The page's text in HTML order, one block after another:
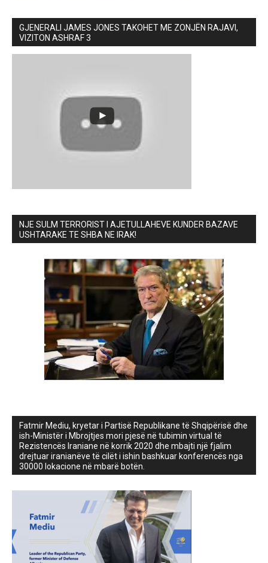
GJENERALI JAMES JONES TAKOHET ME ZONJËN RAJAVI,
VIZITON ASHRAF 3
NJE SULM TERRORIST I AJETULLAHEVE KUNDER BAZAVE
USHTARAKE TE SHBA NE IRAK!
Fatmir Mediu, kryetar i Partisë Republikane të Shqipërisë dhe
ish-Ministër i Mbrojtjes mori pjesë në tubimin virtual të
Rezistencës Iraniane në korrik 2020 dhe mbajti një fjalim
drejtuar iranianëve të cilët i ishin bashkuar konferencës nga
30000 lokacione në mbarë botën.